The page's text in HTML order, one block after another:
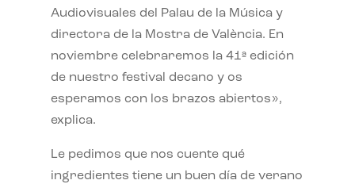
Audiovisuales del Palau de la Música y
directora de la Mostra de València. En
noviembre celebraremos la 41ª edición
de nuestro festival decano y os
esperamos con los brazos abiertos»,
explica.
Le pedimos que nos cuente qué
ingredientes tiene un buen día de verano